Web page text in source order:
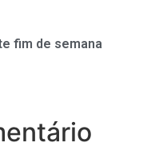
fim de semana